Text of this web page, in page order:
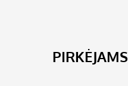
PIRKĖJAMS